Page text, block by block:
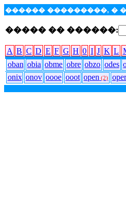
������ ���������, �
����� �� ������:
A B C D E F G H 0 I J K L
oban obia obme obre obzo odes
onix onov oooe ooot open (2) oper